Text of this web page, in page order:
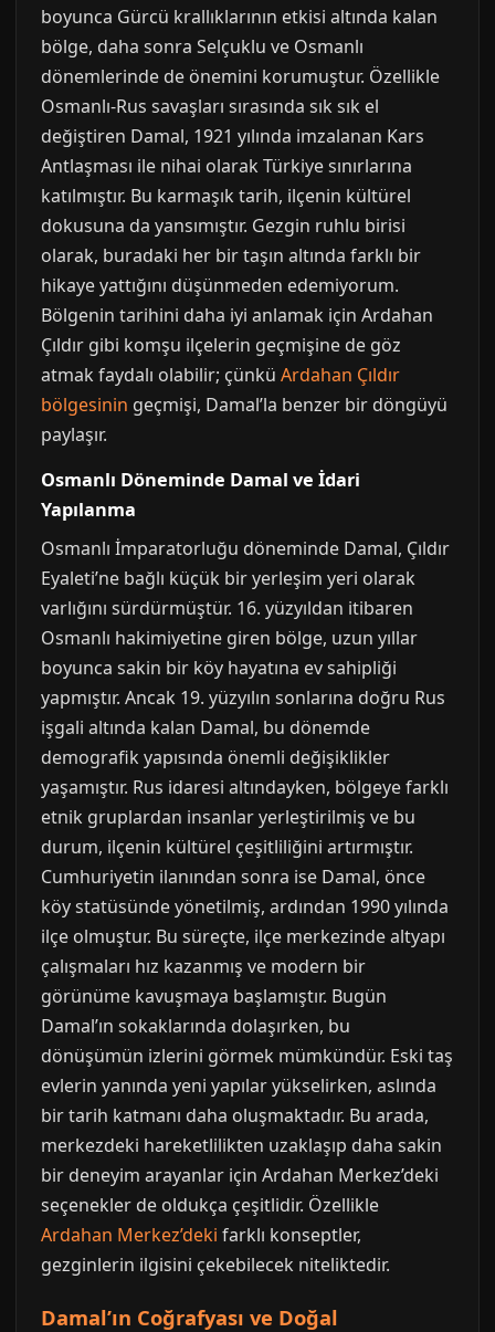
boyunca Gürcü krallıklarının etkisi altında kalan
bölge, daha sonra Selçuklu ve Osmanlı
dönemlerinde de önemini korumuştur. Özellikle
Osmanlı-Rus savaşları sırasında sık sık el
değiştiren Damal, 1921 yılında imzalanan Kars
Antlaşması ile nihai olarak Türkiye sınırlarına
katılmıştır. Bu karmaşık tarih, ilçenin kültürel
dokusuna da yansımıştır. Gezgin ruhlu birisi
olarak, buradaki her bir taşın altında farklı bir
hikaye yattığını düşünmeden edemiyorum.
Bölgenin tarihini daha iyi anlamak için Ardahan
Çıldır gibi komşu ilçelerin geçmişine de göz
atmak faydalı olabilir; çünkü Ardahan Çıldır
bölgesinin geçmişi, Damal’la benzer bir döngüyü
paylaşır.
Osmanlı Döneminde Damal ve İdari
Yapılanma
Osmanlı İmparatorluğu döneminde Damal, Çıldır
Eyaleti’ne bağlı küçük bir yerleşim yeri olarak
varlığını sürdürmüştür. 16. yüzyıldan itibaren
Osmanlı hakimiyetine giren bölge, uzun yıllar
boyunca sakin bir köy hayatına ev sahipliği
yapmıştır. Ancak 19. yüzyılın sonlarına doğru Rus
işgali altında kalan Damal, bu dönemde
demografik yapısında önemli değişiklikler
yaşamıştır. Rus idaresi altındayken, bölgeye farklı
etnik gruplardan insanlar yerleştirilmiş ve bu
durum, ilçenin kültürel çeşitliliğini artırmıştır.
Cumhuriyetin ilanından sonra ise Damal, önce
köy statüsünde yönetilmiş, ardından 1990 yılında
ilçe olmuştur. Bu süreçte, ilçe merkezinde altyapı
çalışmaları hız kazanmış ve modern bir
görünüme kavuşmaya başlamıştır. Bugün
Damal’ın sokaklarında dolaşırken, bu
dönüşümün izlerini görmek mümkündür. Eski taş
evlerin yanında yeni yapılar yükselirken, aslında
bir tarih katmanı daha oluşmaktadır. Bu arada,
merkezdeki hareketlilikten uzaklaşıp daha sakin
bir deneyim arayanlar için Ardahan Merkez’deki
seçenekler de oldukça çeşitlidir. Özellikle
Ardahan Merkez’deki farklı konseptler,
gezginlerin ilgisini çekebilecek niteliktedir.
Damal’ın Coğrafyası ve Doğal